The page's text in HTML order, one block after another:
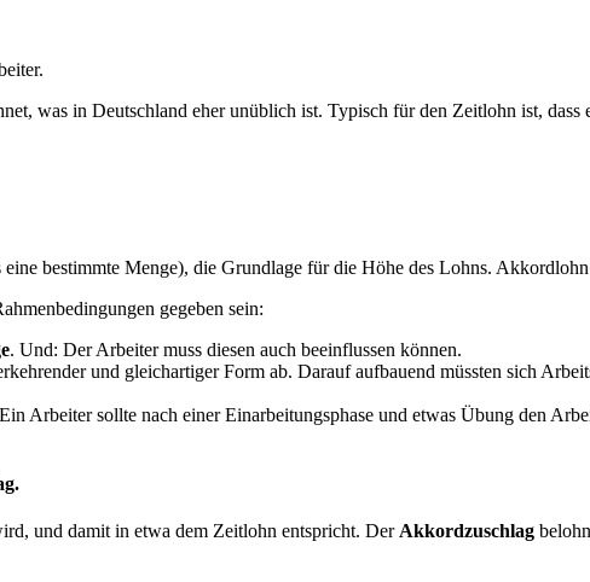
was in Deutschland eher unüblich ist. Typisch für den Zeitlohn ist,
eine bestimmte Menge), die Grundlage für die Höhe des Lohns.
gegeben sein:
. Und: Der Arbeiter muss diesen auch beeinflussen können.
und gleichartiger Form ab. Darauf aufbauend müssten sich
Arbeiter sollte nach einer Einarbeitungsphase und etwas Übung den
und damit in etwa dem Zeitlohn entspricht. Der Akkordzuschlag